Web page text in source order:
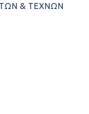
& ΤΕΧΝΩΝ